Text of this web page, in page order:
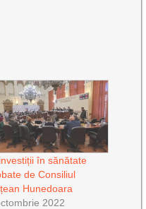
în sănătate
de Consiliul
Hunedoara
2022